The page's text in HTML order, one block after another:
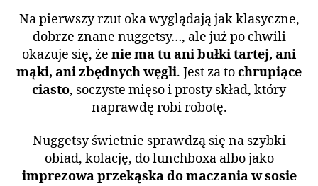
Na pierwszy rzut oka wyglądają jak klasyczne,
dobrze znane nuggetsy…, ale już po chwili
okazuje się, że nie ma tu ani bułki tartej, ani
mąki, ani zbędnych węgli. Jest za tochrupiące
ciasto, soczyste mięso i prosty skład, który
naprawdę robi robotę.
Nuggetsy świetnie sprawdzą się na szybki
obiad, kolację, do lunchboxa albo jako
imprezowa przekąska do maczania w sosie